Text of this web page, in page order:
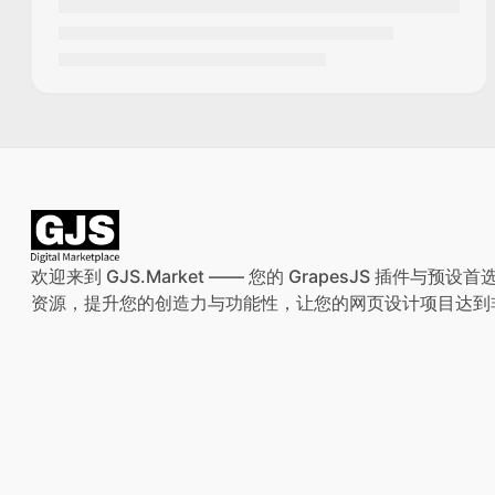
欢迎来到 GJS.Market —— 您的 GrapesJS 插件与预设首
资源，提升您的创造力与功能性，让您的网页设计项目达